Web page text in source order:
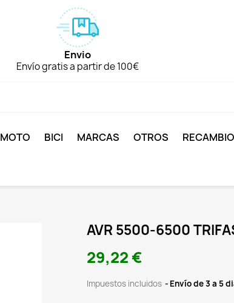
Envio
Envío gratis a partir de 100€
MOTO BICI MARCAS OTROS
AVR 5500-6500
29,22 €
Impuestos incluidos Envío de 3 a 5